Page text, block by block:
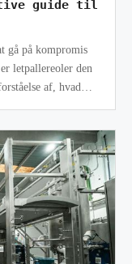
guide til
gå på kompromis
letpallereoler den
af, hvad